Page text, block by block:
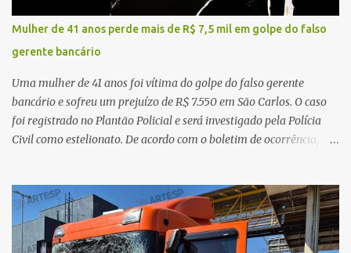
concessionária responsável pela rodovia foram acionadas e
realizaram a sinalização da via, além de prestarem socorro à
vítima. No entanto, o óbito foi constatado ainda no local do
acidente. A Polícia Militar Rodoviária compareceu para o registro
da ocorrência...
Mulher de 41 anos perde mais de R$ 7,5 mil em golpe do falso
gerente bancário
Uma mulher de 41 anos foi vítima do golpe do falso gerente
bancário e sofreu um prejuízo de R$ 7.550 em São Carlos. O caso
foi registrado no Plantão Policial e será investigado pela Polícia
Civil como estelionato. De acordo com o boletim de ocorrência, a
suspeito alegou que seria necessário atualizar o cadastro da conta
e passou a orientar a vítima sobre os procedimentos que deveriam
ser realizados. Dias depois, o golpista enviou um documento em